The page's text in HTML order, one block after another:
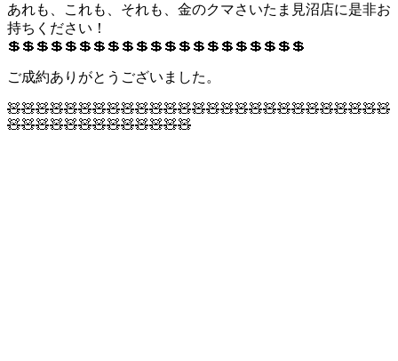
あれも、これも、それも、金のクマさいたま見沼店に是非お
持ちください！
💲💲💲💲💲💲💲💲💲💲💲💲💲💲💲💲💲💲💲💲💲
ご成約ありがとうございました。
🧸🧸🧸🧸🧸🧸🧸🧸🧸🧸🧸🧸🧸🧸🧸🧸🧸🧸🧸🧸🧸🧸🧸🧸🧸🧸🧸
🧸🧸🧸🧸🧸🧸🧸🧸🧸🧸🧸🧸🧸